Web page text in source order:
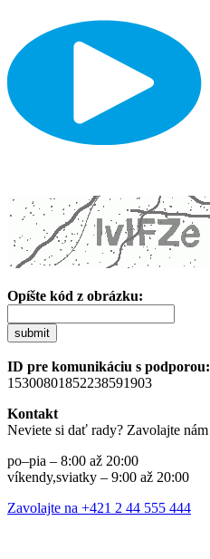
Opíšte kód z obrázku:
submit
ID pre komunikáciu s podporou:
15300801852238591903
Kontakt
Neviete si dať rady? Zavolajte nám
po–pia – 8:00 až 20:00
víkendy,sviatky – 9:00 až 20:00
Zavolajte na +421 2 44 555 444